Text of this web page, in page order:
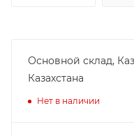
Основной склад,
Казахстана
Нет в наличии